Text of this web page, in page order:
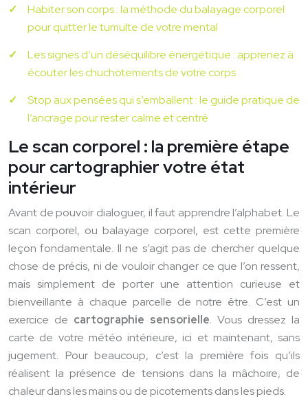
Habiter son corps : la méthode du balayage corporel
pour quitter le tumulte de votre mental
Les signes d’un déséquilibre énergétique : apprenez à
écouter les chuchotements de votre corps
Stop aux pensées qui s’emballent : le guide pratique de
l’ancrage pour rester calme et centré
Le scan corporel : la première étape
pour cartographier votre état
intérieur
Avant de pouvoir dialoguer, il faut apprendre l’alphabet. Le
scan corporel, ou balayage corporel, est cette première
leçon fondamentale. Il ne s’agit pas de chercher quelque
chose de précis, ni de vouloir changer ce que l’on ressent,
mais simplement de porter une attention curieuse et
bienveillante à chaque parcelle de notre être. C’est un
exercice de cartographie sensorielle. Vous dressez la
carte de votre météo intérieure, ici et maintenant, sans
jugement. Pour beaucoup, c’est la première fois qu’ils
réalisent la présence de tensions dans la mâchoire, de
chaleur dans les mains ou de picotements dans les pieds.